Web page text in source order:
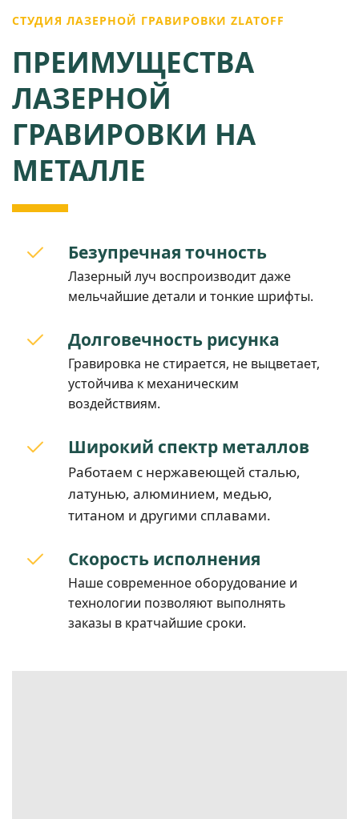
СТУДИЯ ЛАЗЕРНОЙ ГРАВИРОВКИ ZLATOFF
ПРЕИМУЩЕСТВА
ЛАЗЕРНОЙ
ГРАВИРОВКИ НА
МЕТАЛЛЕ
Безупречная точность
Лазерный луч воспроизводит даже
мельчайшие детали и тонкие шрифты.
Долговечность рисунка
Гравировка не стирается, не выцветает,
устойчива к механическим
воздействиям.
Широкий спектр металлов
Работаем с нержавеющей сталью,
латунью, алюминием, медью,
титаном и другими сплавами.
Скорость исполнения
Наше современное оборудование и
технологии позволяют выполнять
заказы в кратчайшие сроки.